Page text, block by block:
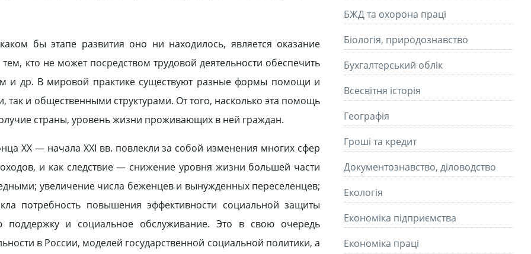
бы этапе развития оно ни находилось, является оказание
кто не может посредством трудовой деятельности обеспечить
и др. В мировой практике существуют разные формы помощи и
и общественными структурами. От того, насколько эта помощь
страны, уровень жизни проживающих в ней граждан.
XX — начала XXI вв. повлекли за собой изменения многих сфер
и как следствие — снижение уровня жизни большей части
увеличение числа беженцев и вынужденных переселенцев;
потребность повышения эффективности социальной защиты
поддержку и социальное обслуживание. Это в свою очередь
в России, моделей государственной социальной политики, а
БЖД та охорона праці
Біологія, природознавство
Бухгалтерський облік
Всесвітня історія
Географія
Гроші та кредит
Документознавство, діловодство
Екологія
Економіка підприємства
Економіка праці